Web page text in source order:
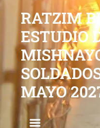
RATZIM
ESTUDIO
MAYO